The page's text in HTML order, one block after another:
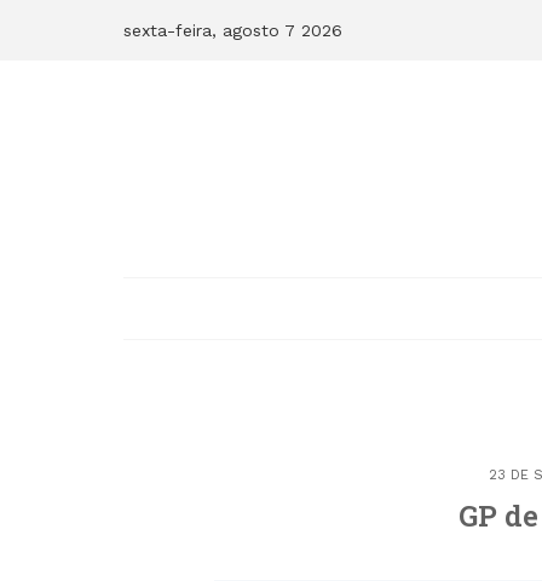
sexta-feira, agosto 7 2026
23 DE
GP